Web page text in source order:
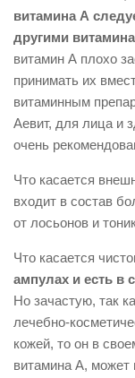
витамина А
другими
витамин А плохо
принимать их
витаминным
Аевит, для лица и
очень
Что касается
входит в состав
от лосьонов и
Что касается
ампулах и есть в
Но зачастую, так
лечебно-
кожей, то он в
витамина А, может